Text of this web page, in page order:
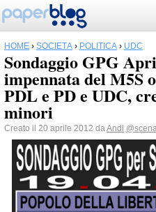
HOME › SOCIETÀ › POLITICA › UDC
Sondaggio GPG
impennata del M5S
PDL e PD e UDC,
minori
Creato il 20 aprile 2012 daAndl